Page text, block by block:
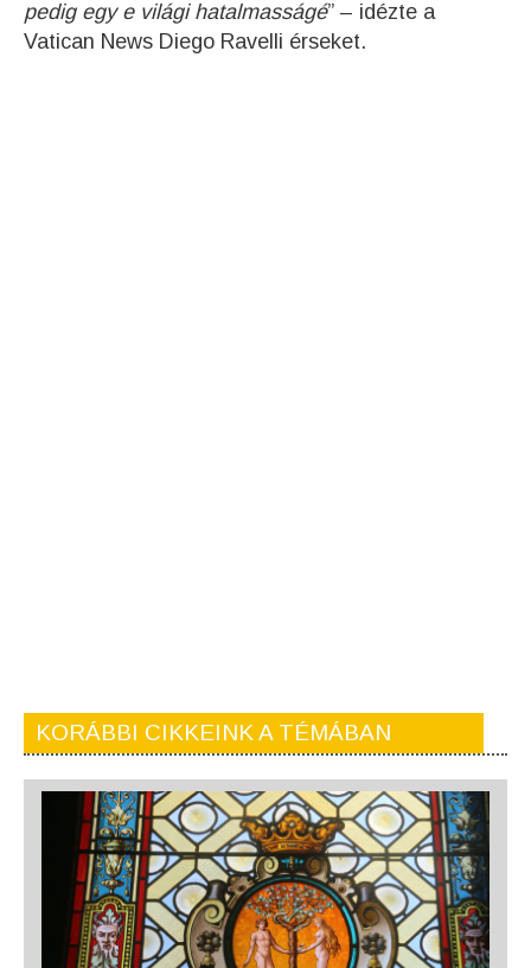
pedig egy e világi hatalmasságé” – idézte a
Vatican News Diego Ravelli érseket.
KORÁBBI CIKKEINK A TÉMÁBAN